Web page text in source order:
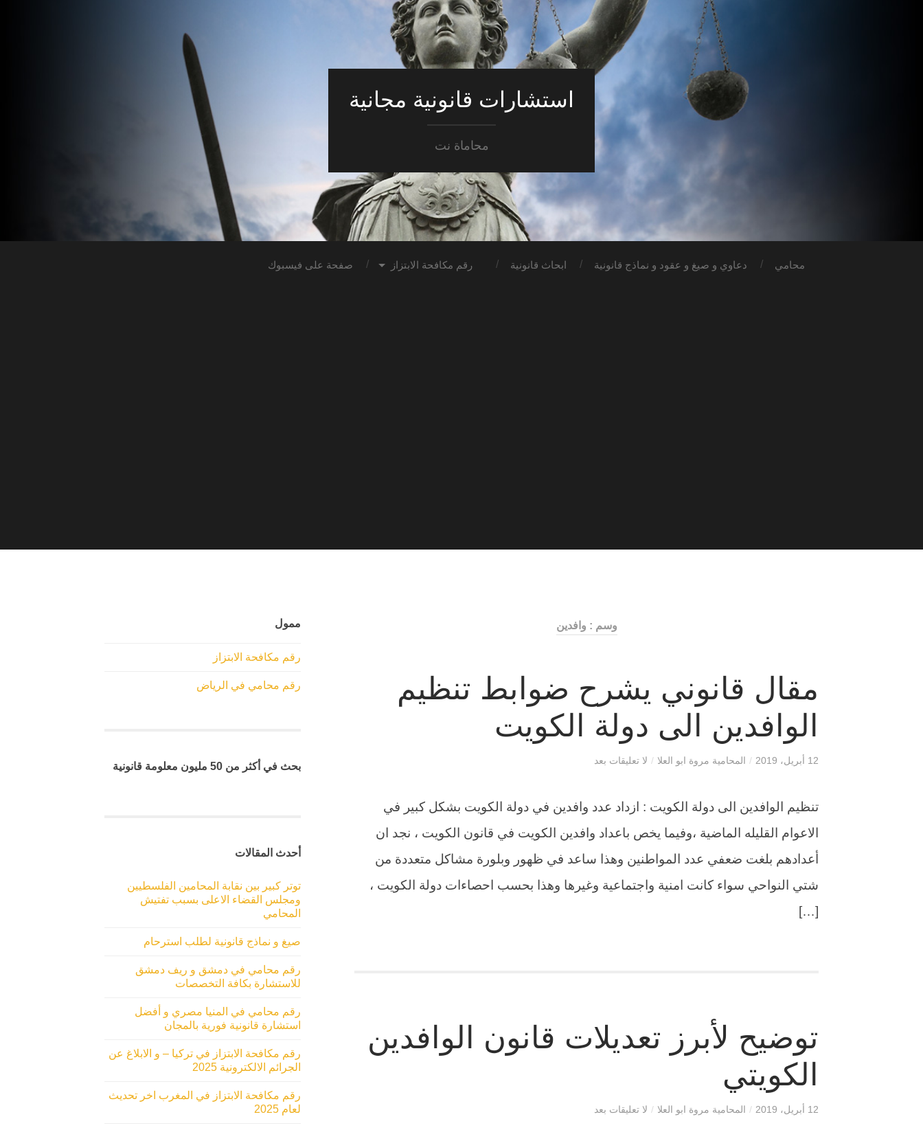
استشارات قانونية مجانية
محاماة نت
محامي دعاوي و صيغ و عقود و نماذج قانونية ابحاث قانونية رقم مكافحة الابتزاز صفحة على فيسبوك
وسم : وافدين
مقال قانوني يشرح ضوابط تنظيم
الوافدين الى دولة الكويت
12 أبريل، 2019 / المحامية مروة ابو العلا / لا تعليقات بعد
تنظيم الوافدين الى دولة الكويت : ازداد عدد وافدين في دولة الكويت بشكل كبير في
الاعوام القليله الماضية ،وفيما يخص باعداد وافدين الكويت في قانون الكويت ، نجد ان
أعدادهم بلغت ضعفي عدد المواطنين وهذا ساعد في ظهور وبلورة مشاكل متعددة من
شتي النواحي سواء كانت امنية واجتماعية وغيرها وهذا بحسب احصاءات دولة الكويت ،
[…]
توضيح لأبرز تعديلات قانون الوافدين
الكويتي
12 أبريل، 2019 / المحامية مروة ابو العلا / لا تعليقات بعد
ممول
رقم مكافحة الابتزاز
رقم محامي في الرياض
بحث في أكثر من 50 مليون معلومة قانونية
أحدث المقالات
توتر كبير بين نقابة المحامين الفلسطيين
ومجلس القضاء الاعلى بسبب تفتيش
المحامي
صيغ و نماذج قانونية لطلب استرحام
رقم محامي في دمشق و ريف دمشق
للاستشارة بكافة التخصصات
رقم محامي في المنيا مصري و أفضل
استشارة قانونية فورية بالمجان
رقم مكافحة الابتزاز في تركيا – و الابلاغ عن
الجرائم الالكترونية 2025
رقم مكافحة الابتزاز في المغرب اخر تحديث
لعام 2025